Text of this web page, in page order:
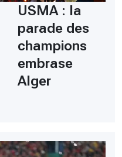
USMA : la
parade des
champions
embrase
Alger